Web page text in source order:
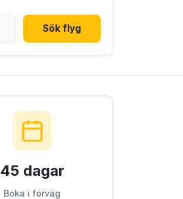
Sök flyg
45 dagar
Boka i förväg